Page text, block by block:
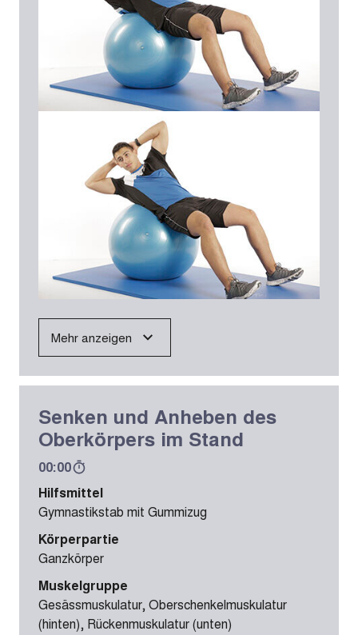
Mehr anzeigen
Senken und Anheben des
Oberkörpers im Stand
00:00
Hilfsmittel
Gymnastikstab mit Gummizug
Körperpartie
Ganzkörper
Muskelgruppe
Gesässmuskulatur, Oberschenkelmuskulatur
(hinten), Rückenmuskulatur (unten)